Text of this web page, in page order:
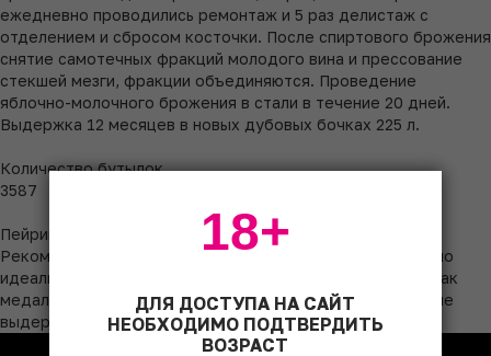
ежедневно проводились ремонтаж и 5 раз делистаж с
отделением и сбросом косточки. После спиртового брожения
снятие самотечных фракций молодого вина и прессование
стекшей мезги, фракции объединяются. Проведение
яблочно-молочного брожения в стали в течение 20 дней.
Выдержка 12 месяцев в новых дубовых бочках 225 л.
Количество бутылок
3587
Пейринг
Рекомендуется подавать при температуре 16-18°C. Вино
идеально дополнит стейк рибай, блюда из дичи, такие как
медальоны из оленины или филе косули, а также твердые
выдержанные сыры.
ДЛЯ ДОСТУПА НА САЙТ
НЕОБХОДИМО ПОДТВЕРДИТЬ
ВОЗРАСТ
18+